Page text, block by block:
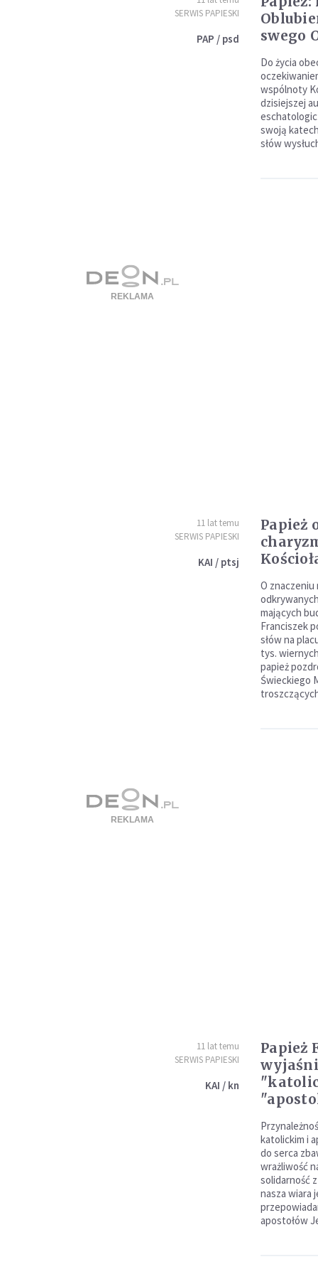
SERWIS PAPIESKI
PAP / psd
swego
Do życia
wspólnoty
dzisiejszej
swoją
słów
11 lat temu
SERWIS PAPIESKI
KAI / ptsj
Papież
O
mających
Franciszek
słów na
tys.
papież
Świeckiego
11 lat temu
SERWIS PAPIESKI
KAI / kn
Papież
katolickim i
do serca
wrażliwość
solidarność
nasza wiara
apostołów